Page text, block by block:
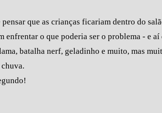
que as crianças ficariam dentro do
o que poderia ser o problema - e aí
batalha nerf, geladinho e muito, mas